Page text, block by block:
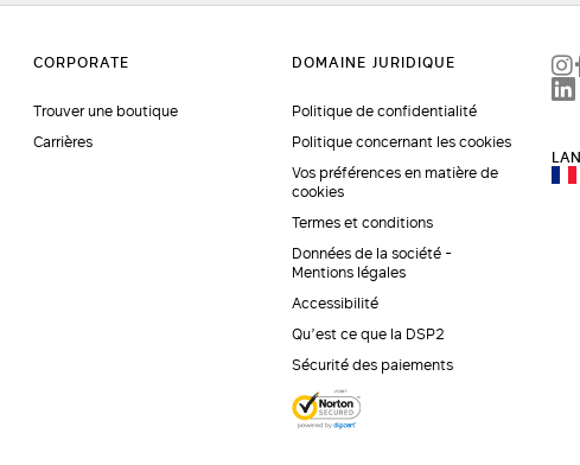
Trouver une boutique
Carrières
Politique de confidentialité
Politique concernant les cookies
Vos préférences en matière de
cookies
Termes et conditions
Données de la société -
Mentions légales
Accessibilité
Qu’est ce que la DSP2
Sécurité des paiements